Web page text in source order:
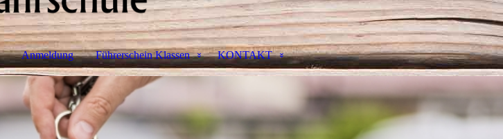
Anmeldung Führerschein Klassen KONTAKT